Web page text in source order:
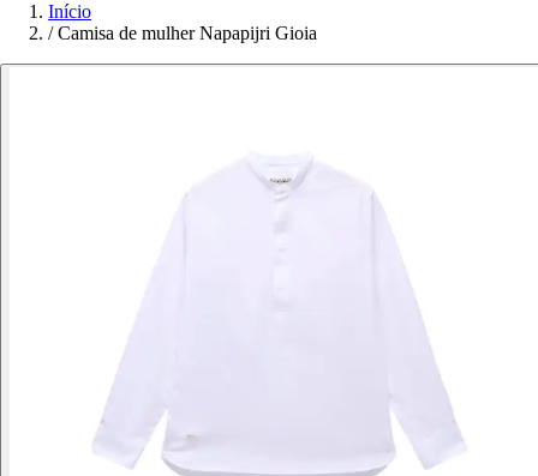
Início
/ Camisa de mulher Napapijri Gioia